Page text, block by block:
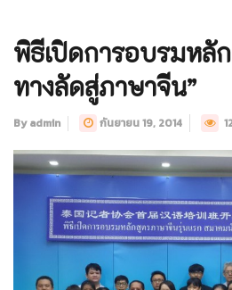
พิธีเปิดการอบรมหลั
ทางลัดสู่ภาษาจีน”
By admin กันยายน 19, 2014